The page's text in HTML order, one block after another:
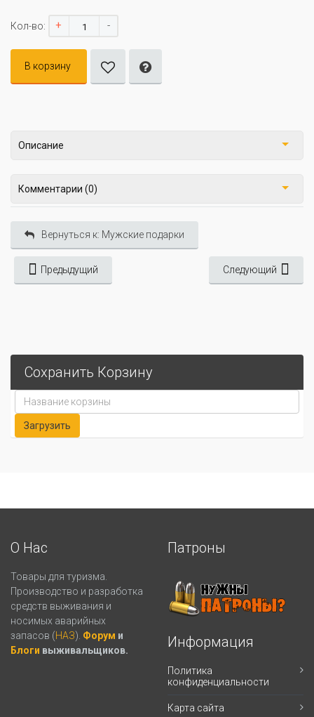
Кол-во: + -
В корзину
Описание
Комментарии (0)
Вернуться к: Мужские подарки
Предыдущий Следующий
Сохранить Корзину
О Нас
Товары для туризма.
Производство и разработка
средств выживания и
носимых аварийных
запасов (НАЗ). Форум и
Блоги выживальщиков.
Патроны
Информация
Политика
конфиденциальности
Карта сайта